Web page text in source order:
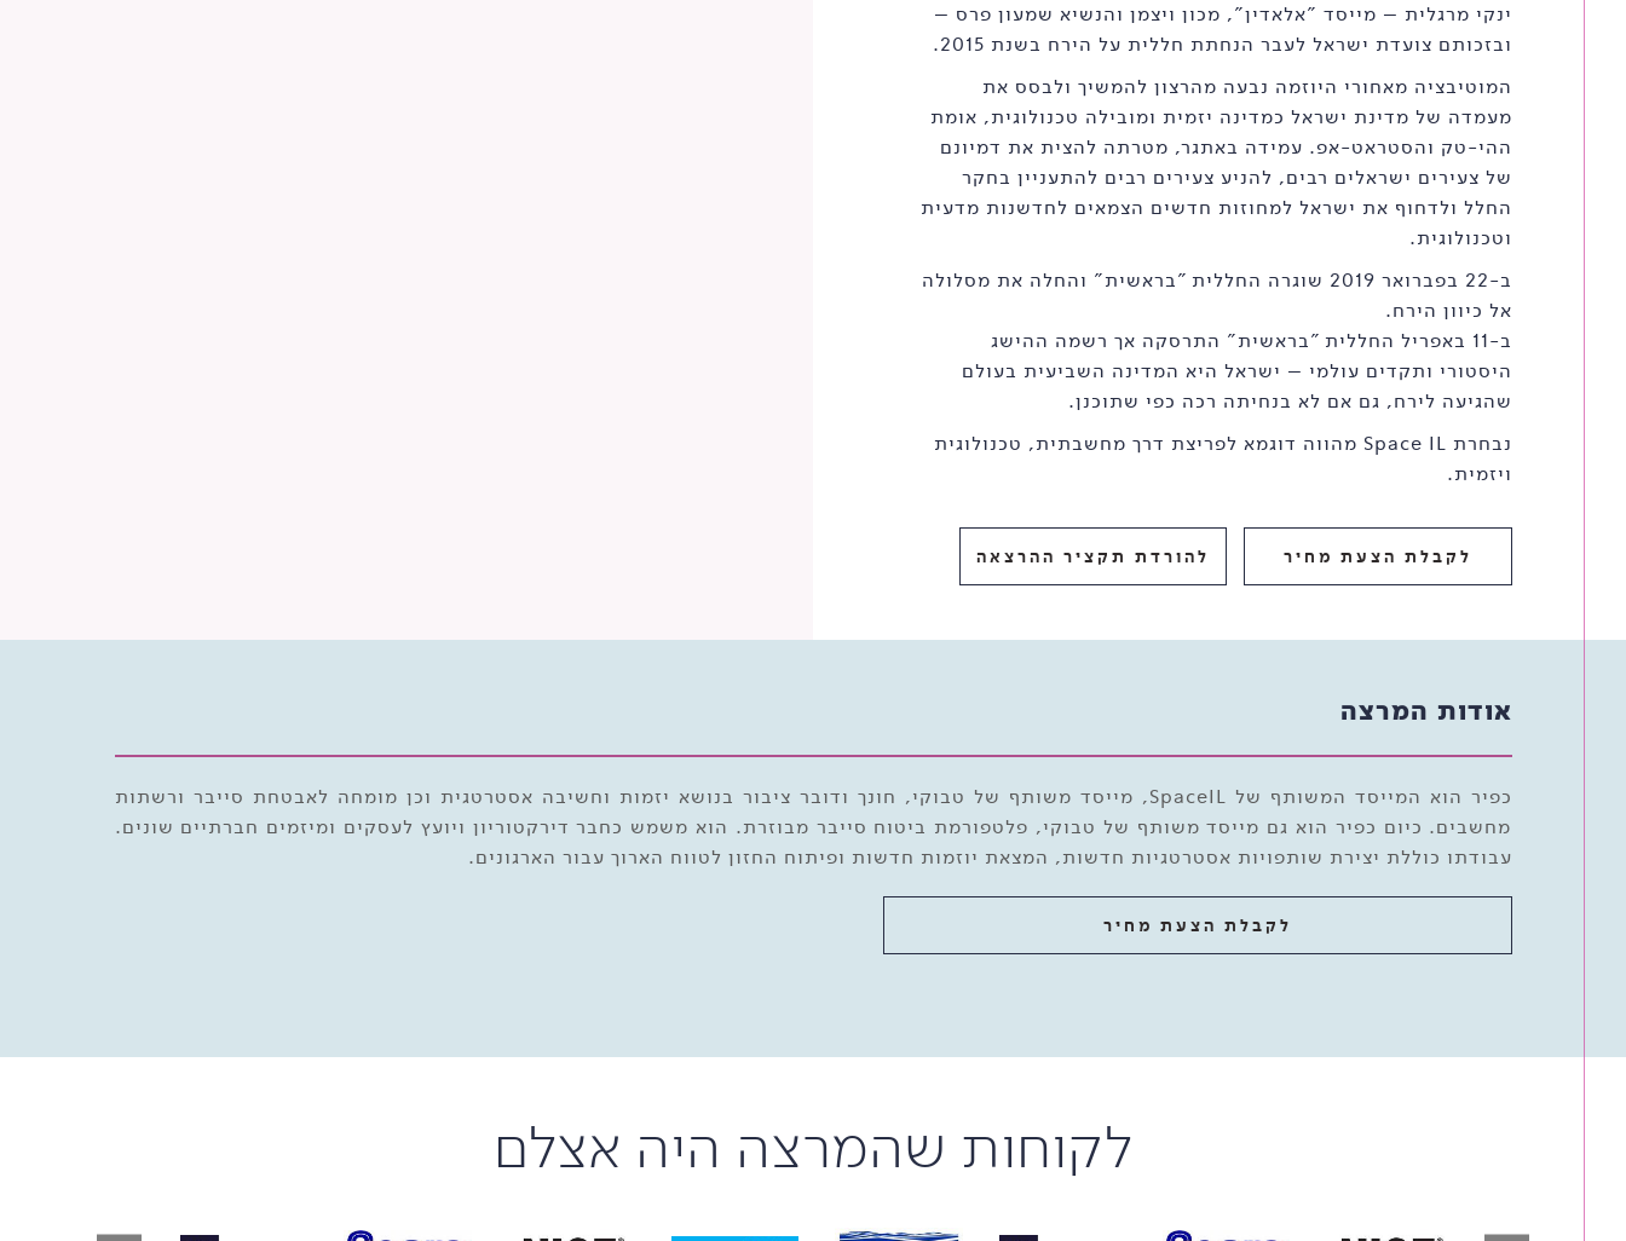
ינקי מרגלית – מייסד "אלאדין", מכון ויצמן והנשיא שמעון פרס –
ובזכותם צועדת ישראל לעבר הנחתת חללית על הירח בשנת 2015.
המוטיבציה מאחורי היוזמה נבעה מהרצון להמשיך ולבסס את
מעמדה של מדינת ישראל כמדינה יזמית ומובילה טכנולוגית, אומת
ההי-טק והסטראט-אפ. עמידה באתגר, מטרתה להצית את דמיונם
של צעירים ישראלים רבים, להניע צעירים רבים להתעניין בחקר
החלל ולדחוף את ישראל למחוזות חדשים הצמאים לחדשנות מדעית
וטכנולוגית.
ב-22 בפברואר 2019 שוגרה החללית "בראשית" והחלה את מסלולה
אל כיוון הירח.
ב-11 באפריל החללית "בראשית" התרסקה אך רשמה ההישג
היסטורי ותקדים עולמי – ישראל היא המדינה השביעית בעולם
שהגיעה לירח, גם אם לא בנחיתה רכה כפי שתוכנן.
נבחרת Space IL מהווה דוגמא לפריצת דרך מחשבתית, טכנולוגית
ויזמית.
לקבלת הצעת מחיר להורדת תקציר ההרצאה
אודות המרצה
כפיר הוא המייסד המשותף של SpaceIL, מייסד משותף של טבוקי, חונך ודובר ציבור בנושא יזמות וחשיבה אסטרטגית וכן מומחה לאבטחת סייבר ורשתות
מחשבים. כיום כפיר הוא גם מייסד משותף של טבוקי, פלטפורמת ביטוח סייבר מבוזרת. הוא משמש כחבר דירקטוריון ויועץ לעסקים ומיזמים חברתיים שונים.
עבודתו כוללת יצירת שותפויות אסטרטגיות חדשות, המצאת יוזמות חדשות ופיתוח החזון לטווח הארוך עבור הארגונים.
לקבלת הצעת מחיר
לקוחות שהמרצה היה אצלם